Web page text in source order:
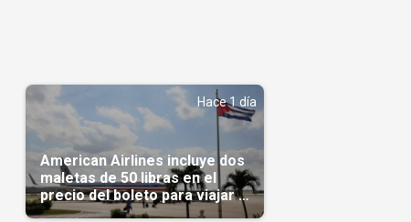
Hace 1 día
American Airlines incluye dos
maletas de 50 libras en el
precio del boleto para viajar a
Cuba en agosto